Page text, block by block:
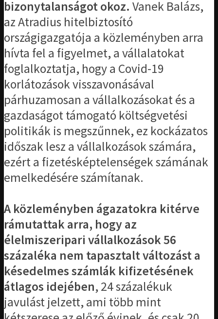
bizonytalanságot okoz. Vanek Balázs,
az Atradius hitelbiztosító
országigazgatója a közleményben arra
hívta fel a figyelmet, a vállalatokat
foglalkoztatja, hogy a Covid-19
korlátozások visszavonásával
párhuzamosan a vállalkozásokat és a
gazdaságot támogató költségvetési
politikák is megszűnnek, ez kockázatos
időszak lesz a vállalkozások számára,
ezért a fizetésképtelenségek számának
emelkedésére számítanak.
A közleményben ágazatokra kitérve
rámutattak arra, hogy az
élelmiszeripari vállalkozások 56
százaléka nem tapasztalt változást a
késedelmes számlák kifizetésének
átlagos idejében, 24 százalékuk
javulást jelzett, ami több mint